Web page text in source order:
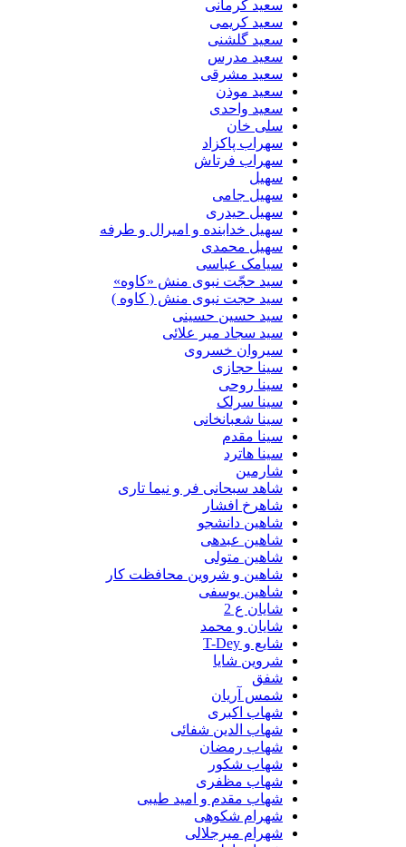
سعید کرمانی
سعید کریمی
سعید گلشنی
سعید مدرس
سعید مشرقی
سعید موذن
سعید واحدی
سلی خان
سهراب پاکزاد
سهراب فرتاش
سهیل جامی
سهیل حیدری
سهیل خدابنده و امیرال و طرفه
سهیل محمدی
سیامک عباسی
سید حجّت نبوی منش «کاوه»
سید حجت نبوی منش ( کاوه )
سید حسین حسینى
سید سجاد میر علائی
سیروان خسروی
سینا حجازی
سینا روحی
سینا سرلک
سینا شعبانخانی
سینا مقدم
سینا هاترد
شارمین
شاهد سبحانی فر و نیما تاری
شاهرخ افشار
شاهین دانشجو
شاهین عبدهی
شاهین متولی
شاهین و شروین محافظت کار
شاهین یوسفی
شایان ع 2
شایان و محمد
شایع و T-Dey
شروین شایا
شمس آریان
شهاب اکبری
شهاب الدین شفائی
شهاب رمضان
شهاب شکور
شهاب مظفری
شهاب مقدم و امید طیبی
شهرام شکوهی
شهرام میرجلالی